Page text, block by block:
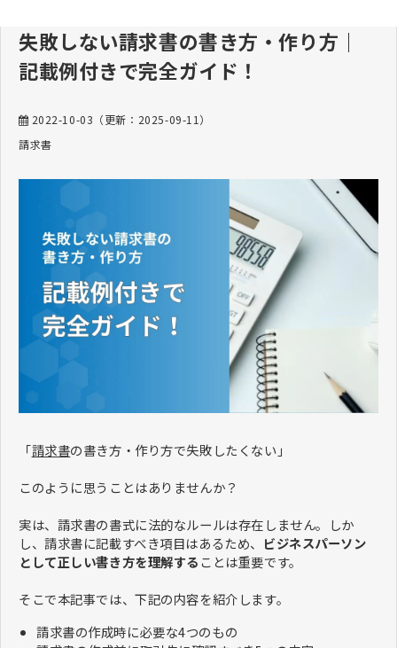
失敗しない請求書の書き方・作り方｜
記載例付きで完全ガイド！
2022-10-03 （更新： 2025-09-11 ）
請求書
​​​​​​​「請求書の書き方・作り方で失敗したくない」
このように思うことはありませんか？
実は、請求書の書式に法的なルールは存在しません。しか
し、請求書に記載すべき項目はあるため、 ビジネスパーソン
として正しい書き方を理解することは重要です。
そこで本記事では、下記の内容を紹介します。
請求書の作成時に必要な4つのもの